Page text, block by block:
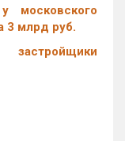
московского
3 млрд руб.